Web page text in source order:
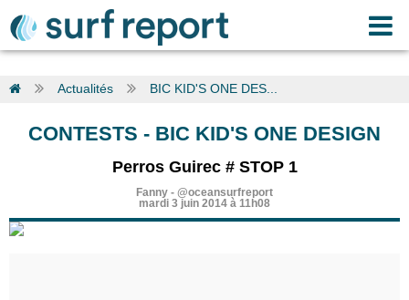
Actualités BIC KID'S ONE DES...
CONTESTS - BIC KID'S ONE DESIGN
Perros Guirec # STOP 1
Fanny - @oceansurfreport
mardi 3 juin 2014 à 11h08